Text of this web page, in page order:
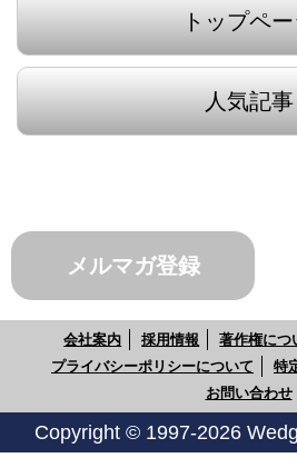
トップペ
人気記事
メルマガ登録
会社案内 採用情報 著作権につ
プライバシーポリシーについて
特
お問い合わせ
Copyright © 1997-2026